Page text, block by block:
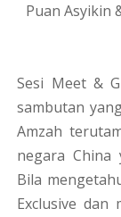
Puan Asyikin
Sesi Meet &
sambutan
Amzah
negara China
Bila
Exclusive dan